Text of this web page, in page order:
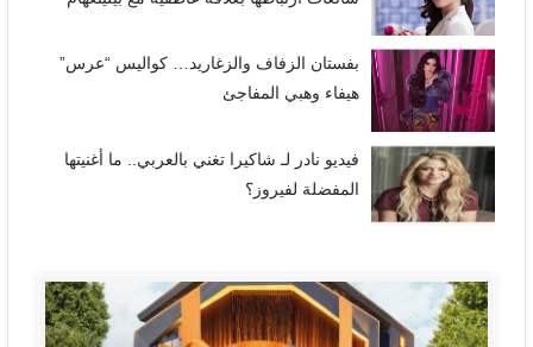
بفستان الزفاف والزغاريد… كواليس “عرس”
هيفاء وهبي المفاجئ
فيديو نادر لـ شاكيرا تغني بالعربي.. ما أغنيتها
المفضلة لفيروز؟